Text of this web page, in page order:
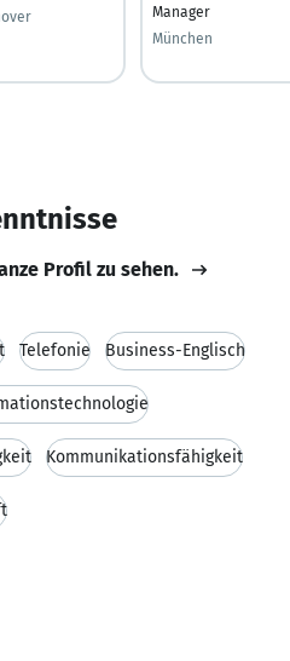
Manager
München
Profil zu sehen.
Telefonie Business-Englisch
Kommunikationsfähigkeit